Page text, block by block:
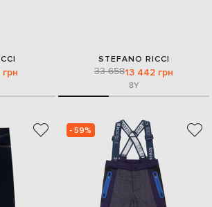
грн
STEFANO RICCI
33 65813 442 грн
8Y
- 59%